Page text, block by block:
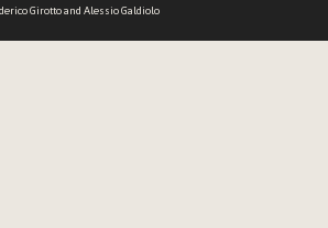
Girotto and Alessio Galdiolo